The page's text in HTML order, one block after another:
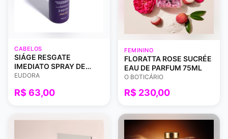
CABELOS
SIÁGE RESGATE
IMEDIATO SPRAY DE
TRATAMENTO
EUDORA
R$ 63,00
FEMININO
FLORATTA ROSE SUCRÉE
EAU DE PARFUM 75ML
O BOTICÁRIO
R$ 230,00